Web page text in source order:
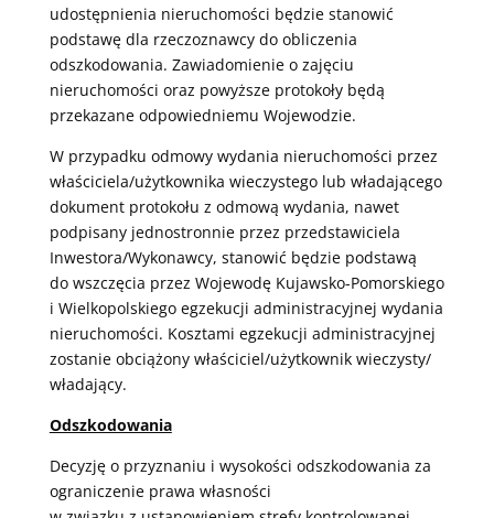
udostępnienia nieruchomości będzie stanowić
podstawę dla rzeczoznawcy do obliczenia
odszkodowania. Zawiadomienie o zajęciu
nieruchomości oraz powyższe protokoły będą
przekazane odpowiedniemu Wojewodzie.
W przypadku odmowy wydania nieruchomości przez
właściciela/użytkownika wieczystego lub władającego
dokument protokołu z odmową wydania, nawet
podpisany jednostronnie przez przedstawiciela
Inwestora/Wykonawcy, stanowić będzie podstawą
do wszczęcia przez Wojewodę Kujawsko-Pomorskiego
i Wielkopolskiego egzekucji administracyjnej wydania
nieruchomości. Kosztami egzekucji administracyjnej
zostanie obciążony właściciel/użytkownik wieczysty/
władający.
Odszkodowania
Decyzję o przyznaniu i wysokości odszkodowania za
ograniczenie prawa własności